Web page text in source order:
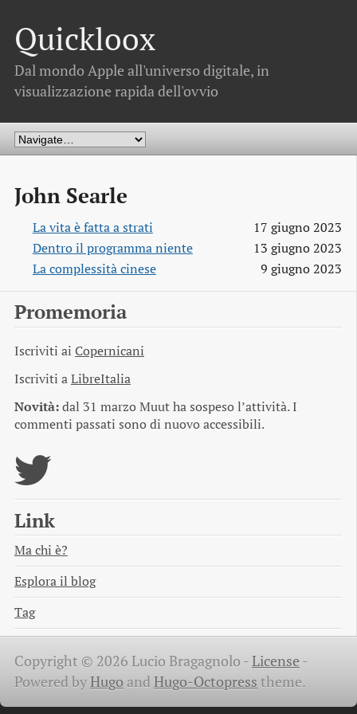
Quickloox
Dal mondo Apple all'universo digitale, in
visualizzazione rapida dell'ovvio
John Searle
La vita è fatta a strati
17 giugno 2023
Dentro il programma niente
13 giugno 2023
La complessità cinese
9 giugno 2023
Promemoria
Iscriviti ai Copernicani
Iscriviti aLibreItalia
Novità:dal 31 marzo Muut ha sospeso l’attività. I
commenti passati sono di nuovo accessibili.
Link
Ma chi è?
Esplora il blog
Tag
Copyright © 2026 Lucio Bragagnolo -License -
Powered byHugo and Hugo-Octopress theme.